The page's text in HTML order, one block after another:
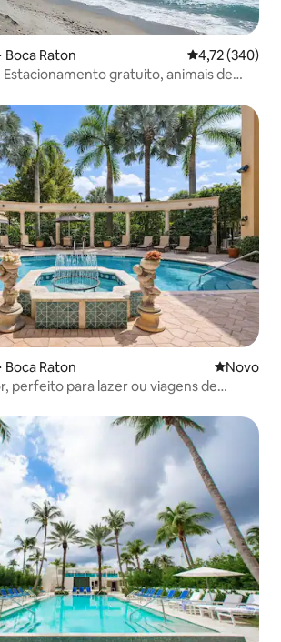
Boca Raton 4,72 de uma
4,72 (340)
gratuito, animais de
Boca Raton Novo
Novo
perfeito para lazer ou viagens de